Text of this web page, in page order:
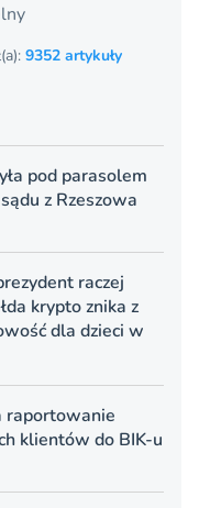
9352 artykuły
pod parasolem
z Rzeszowa
raczej
krypto znika z
dla dzieci w
raportowanie
klientów do BIK-u